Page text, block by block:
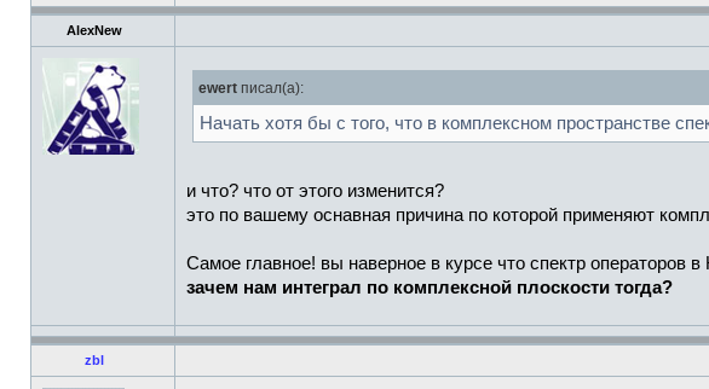
AlexNew
ewert писал(а):
Начать хотя бы с того, что в комплексном пространстве
и что? что от этого изменится?
это по вашему оснавная причина по которой применяют
Самое главное! вы наверное в курсе что спектр операторов
зачем нам интеграл по комплексной плоскости тогда?
zbl